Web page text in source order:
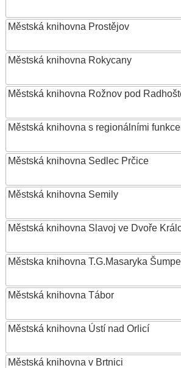
Městská knihovna Prostějov
Městská knihovna Rokycany
Městská knihovna Rožnov pod
Městská knihovna s regionálními
Městská knihovna Sedlec Prčice
Městská knihovna Semily
Městská knihovna Slavoj ve Dvoře
Městska knihovna T.G.Masaryka
Městská knihovna Tábor
Městská knihovna Ústí nad Orlicí
Městská knihovna v Brtnici